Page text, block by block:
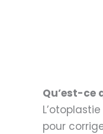
Qu’est-ce
pour